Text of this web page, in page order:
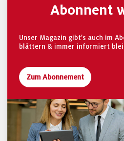
Abonnent
Unser Magazin gibt's auch im
blättern & immer informiert
Zum Abonnement